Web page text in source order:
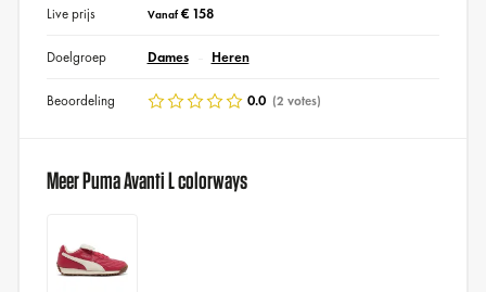
Live prijs Vanaf€ 158
Doelgroep Dames Heren
Beoordeling 0.0 (2 votes)
Meer Puma Avanti L colorways